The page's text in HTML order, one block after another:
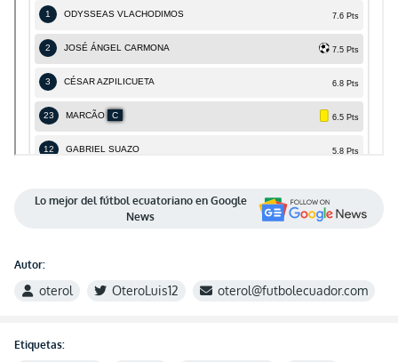
Lo mejor del fútbol ecuatoriano en Google
News
Autor:
oterol OteroLuis12 oterol@futbolecuador.com
Etiquetas: